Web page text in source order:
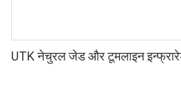
UTK नेचुरल जेड और टूमलाइन